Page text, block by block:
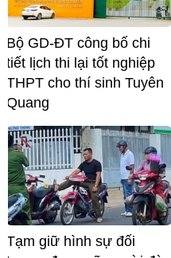
Bộ GD-ĐT công bố chi
tiết lịch thi lại tốt nghiệp
THPT cho thí sinh Tuyên
Quang
Tạm giữ hình sự đối